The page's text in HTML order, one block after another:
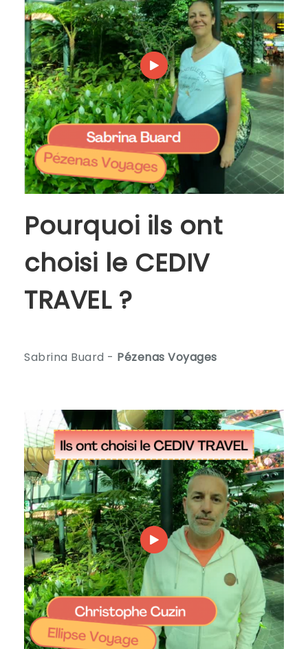
Pourquoi ils ont
choisi le CEDIV
TRAVEL ?
Sabrina Buard - Pézenas Voyages